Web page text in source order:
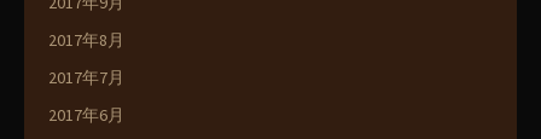
2017年8月
2017年7月
2017年6月